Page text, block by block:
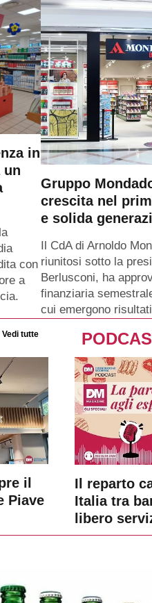
in
un
con
a
Gruppo
crescita nel
e solida
Il CdA di Arnoldo
riunitosi sotto la
Berlusconi, ha
finanziaria
cui emergono
Vedi tutte
il
Piave
Il reparto
Italia tra
libero